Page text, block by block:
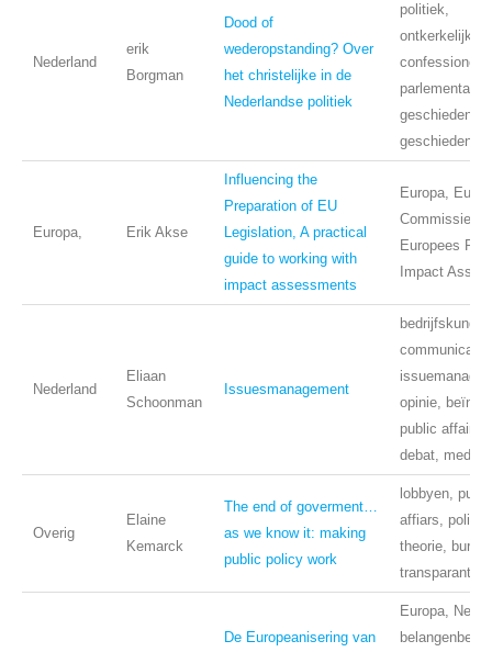
Nederland
erik
Borgman
Dood of
wederopstanding? Over
het christelijke in de
Nederlandse politiek
politiek,
parlementaire
geschiedenis,
geschiedenis
Europa, Erik Akse
Influencing the
Preparation of EU
Legislation, A practical
guide to working with
impact assessments
Europa,
Commissie,
Europees
Impact
Nederland
Eliaan
Schoonman
Issuesmanagement
bedrijfskunde,
communicatie,
opinie,
public affairs,
debat, media
Overig
Elaine
Kemarck
The end of goverment…
as we know it: making
public policy work
lobbyen,
affiars,
theorie,
transparantie
De Europeanisering van
Europa,